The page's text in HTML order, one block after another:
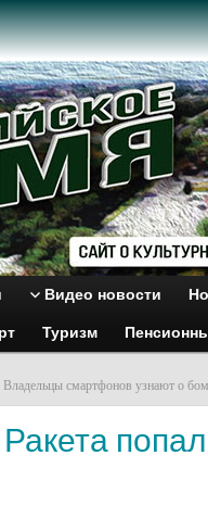
Видео новости
Туризм
Владельцы смартфонов узнают о
Ракета